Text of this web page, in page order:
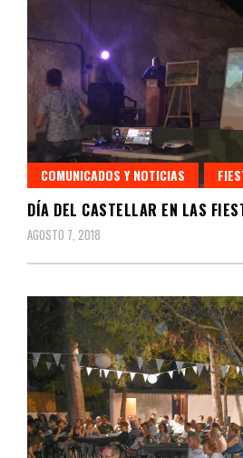
COMUNICADOS Y NOTICIAS
DÍA DEL CASTELLAR EN LAS
AGOSTO 7, 2018